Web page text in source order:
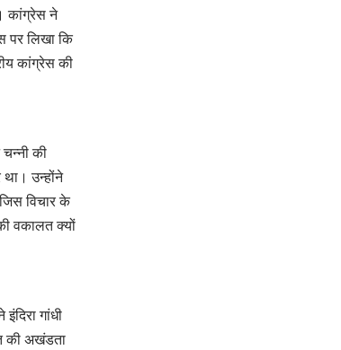
कांग्रेस ने
पर लिखा कि
कांग्रेस की
की
था। उन्होंने
विचार के
वकालत क्यों
गांधी
की अखंडता